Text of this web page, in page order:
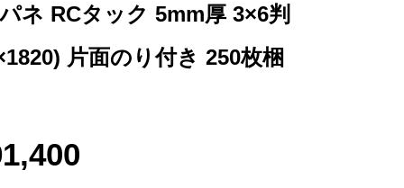
ネ RCタック 5mm厚 3×6判
片面のり付き 250枚梱